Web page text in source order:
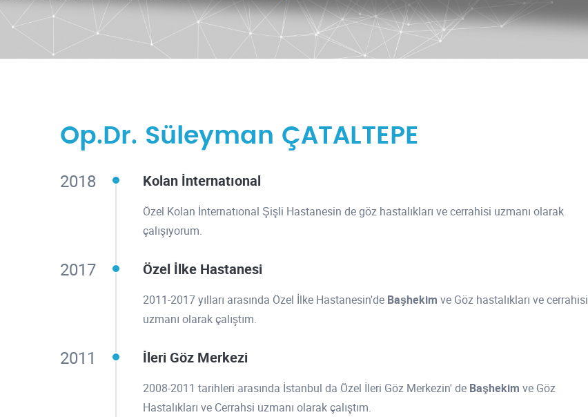
Op.Dr. Süleyman ÇATALTEPE
2018 Kolan İnternatıonal
Özel Kolan İnternatıonal Şişli Hastanesin de göz hastalıkları ve cerrahisi uzmanı olarak
çalışıyorum.
2017 Özel İlke Hastanesi
2011-2017 yılları arasında Özel İlke Hastanesin'de Başhekim ve Göz hastalıkları ve cerrahisi
uzmanı olarak çalıştım.
2011 İleri Göz Merkezi
2008-2011 tarihleri arasında İstanbul da Özel İleri Göz Merkezin' de Başhekim ve Göz
Hastalıkları ve Cerrahsi uzmanı olarak çalıştım.